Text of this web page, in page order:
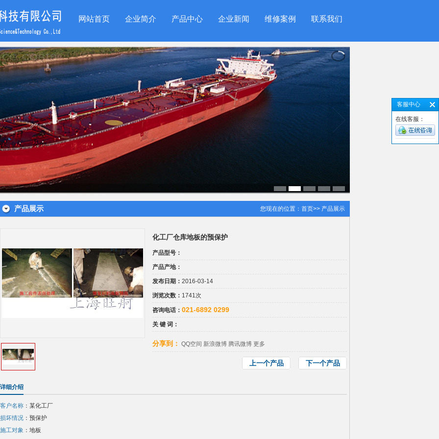
网站首页 企业简介 产品中心 企业新闻 维修案例 联系我们
产品展示 您现在的位置： 首页>> 产品展示
化工厂仓库地板的预保护
产品型号：
产品产地：
发布日期： 2016-03-14
浏览次数： 1741次
咨询电话： 021-6892 0299
关 键 词：
分享到： QQ空间 新浪微博 腾讯微博 更多
下一个产品
上一个产品
详细介绍
客户名称 ：某化工厂
损坏情况 ：预保护
施工对象 ：地板
客服中心
在线客服：